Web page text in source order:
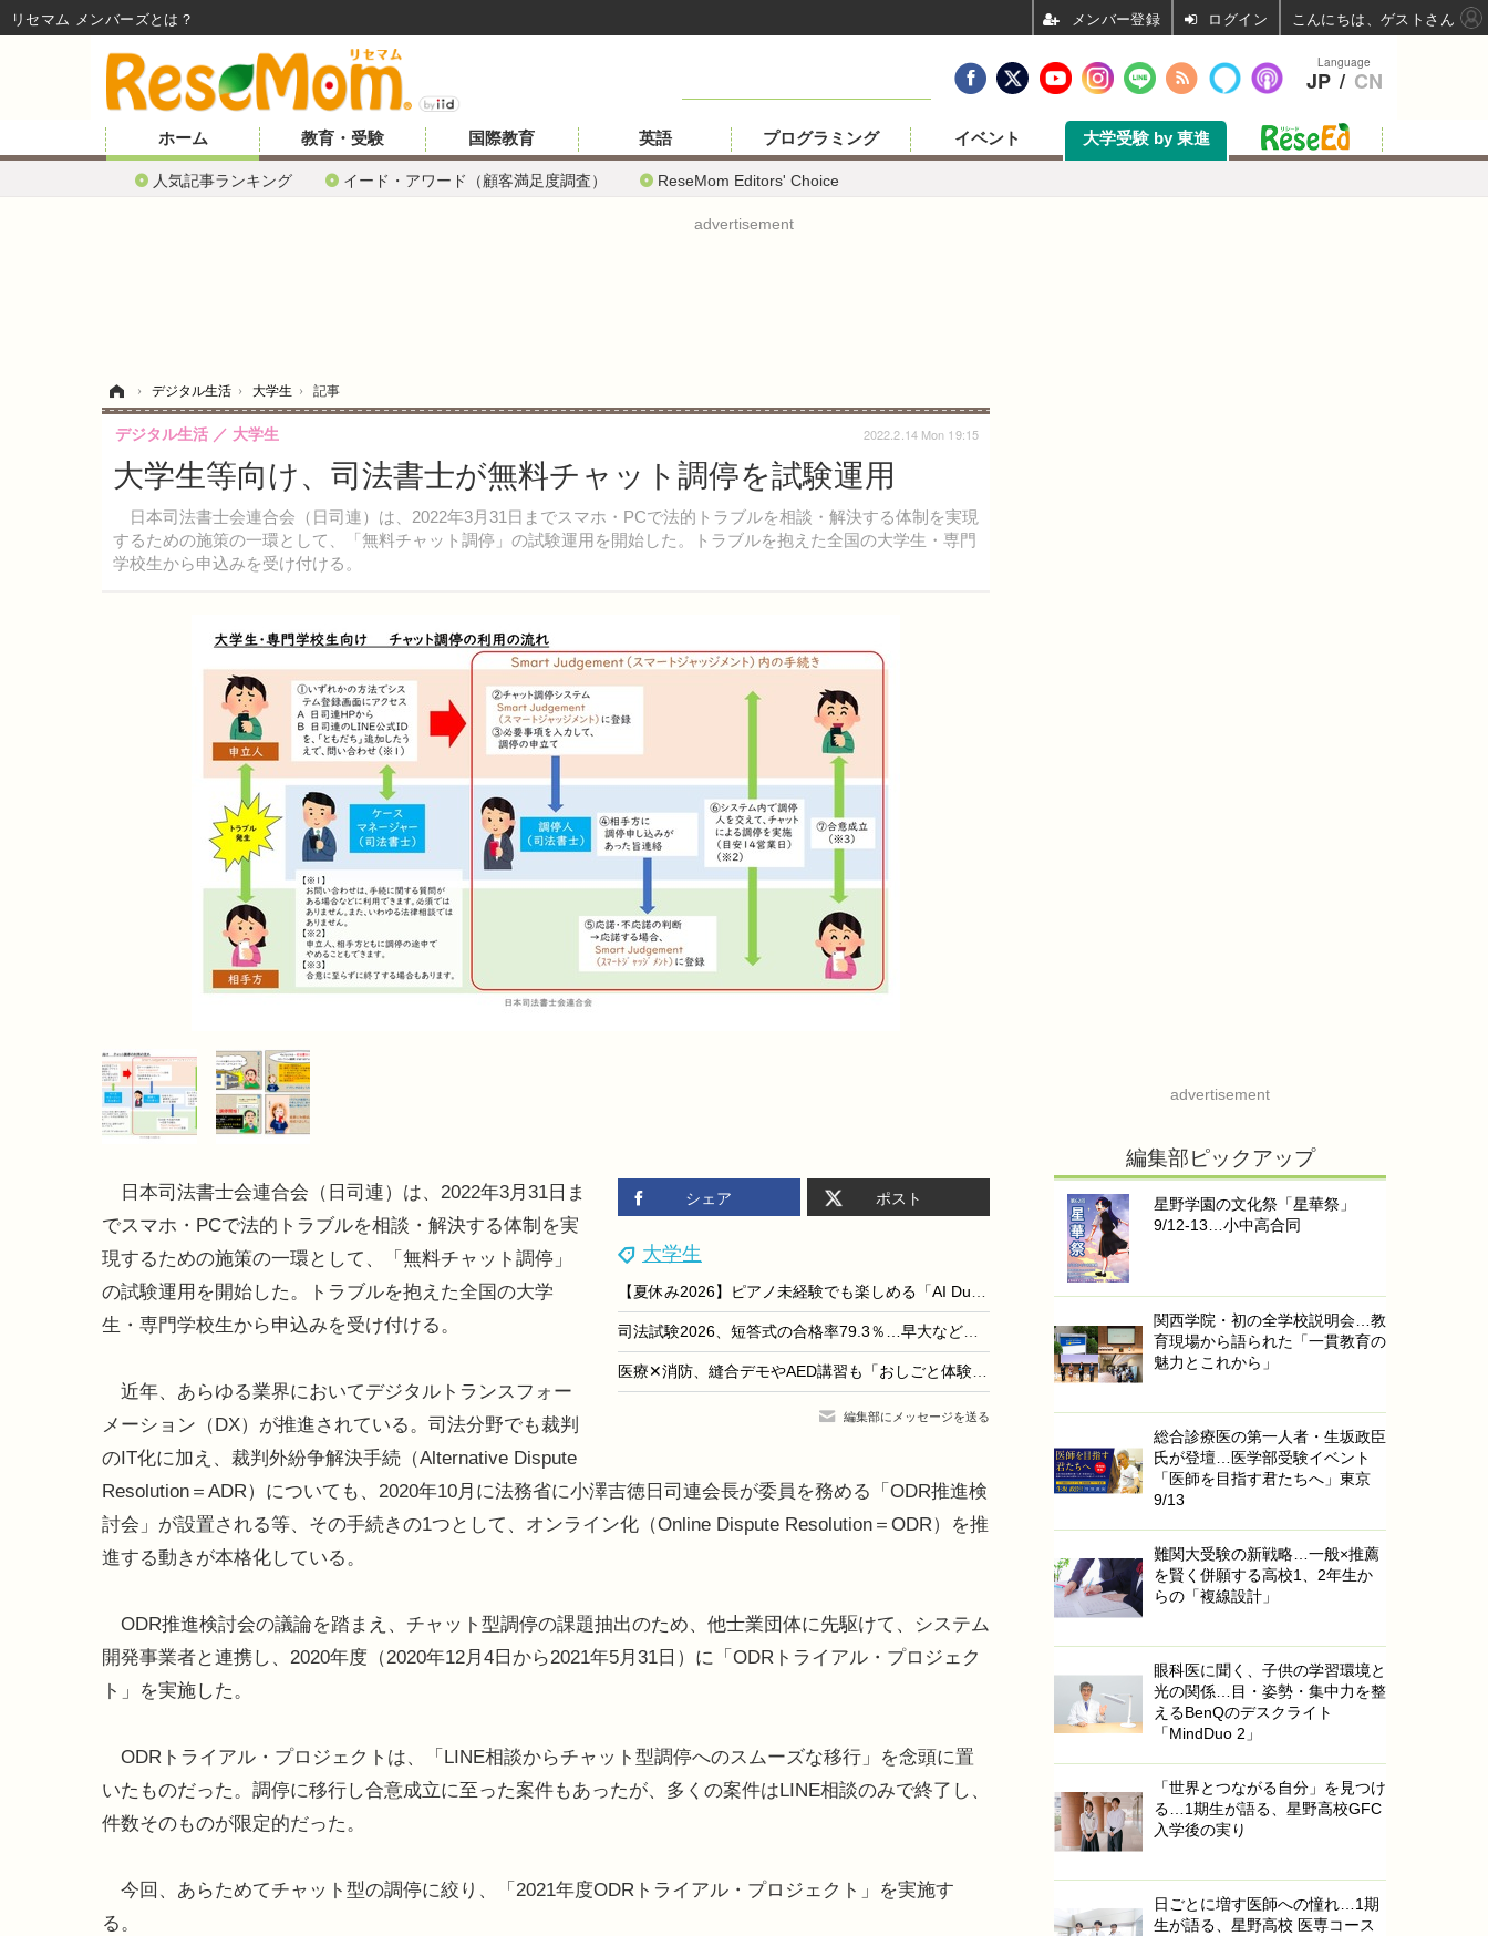
ホーム
人気記事ランキング イード・アワード（顧客満足度調査） ReseMom Editors' Choice
教育・受験 国際教育 英語 プログラミング イベント 大学受験 by 東進
advertisement
› デジタル生活 › 大学生 › 記事
大学生等向け、司法書士が無料チャット調停を試験運用
日本司法書士会連合会（日司連）は、2022年3月31日までスマホ・PCで法的トラブルを相談・解決する体制を実現
するための施策の一環として、「無料チャット調停」の試験運用を開始した。トラブルを抱えた全国の大学生・専門
学校生から申込みを受け付ける。
デジタル生活 大学生 2022.2.14 Mon 19:15
シェア ポスト
大学生
【夏休み2026】ピアノ未経験でも楽しめる「AI Duo Piano」横浜みなとみらい8/31まで
司法試験2026、短答式の合格率79.3％…早大など大学院別結果も
医療✕消防、縫合デモやAED講習も「おしごと体験博」9/5
編集部にメッセージを送る
日本司法書士会連合会（日司連）は、2022年3月31日ま
でスマホ・PCで法的トラブルを相談・解決する体制を実
現するための施策の一環として、「無料チャット調停」
の試験運用を開始した。トラブルを抱えた全国の大学
生・専門学校生から申込みを受け付ける。
近年、あらゆる業界においてデジタルトランスフォー
メーション（DX）が推進されている。司法分野でも裁判
のIT化に加え、裁判外紛争解決手続（Alternative Dispute
Resolution＝ADR）についても、2020年10月に法務省に小澤吉徳日司連会長が委員を務める「ODR推進検
討会」が設置される等、その手続きの1つとして、オンライン化（Online Dispute Resolution＝ODR）を推
進する動きが本格化している。
ODR推進検討会の議論を踏まえ、チャット型調停の課題抽出のため、他士業団体に先駆けて、システム
開発事業者と連携し、2020年度（2020年12月4日から2021年5月31日）に「ODRトライアル・プロジェク
ト」を実施した。
ODRトライアル・プロジェクトは、「LINE相談からチャット型調停へのスムーズな移行」を念頭に置
いたものだった。調停に移行し合意成立に至った案件もあったが、多くの案件はLINE相談のみで終了し、
件数そのものが限定的だった。
今回、あらためてチャット型の調停に絞り、「2021年度ODRトライアル・プロジェクト」を実施す
る。
advertisement
編集部ピックアップ
星野学園の文化祭「星華祭」
9/12-13…小中高合同
関西学院・初の全学校説明会…教
育現場から語られた「一貫教育の
魅力とこれから」
総合診療医の第一人者・生坂政臣
氏が登壇…医学部受験イベント
「医師を目指す君たちへ」東京
9/13
難関大受験の新戦略…一般×推薦
を賢く併願する高校1、2年生か
らの「複線設計」
眼科医に聞く、子供の学習環境と
光の関係…目・姿勢・集中力を整
えるBenQのデスクライト
「MindDuo 2」
「世界とつながる自分」を見つけ
る…1期生が語る、星野高校GFC
入学後の実り
日ごとに増す医師への憧れ…1期
生が語る、星野高校 医専コース
Language
JP / CN
リセマム メンバーズ ログイン こんにちは、ゲストさん